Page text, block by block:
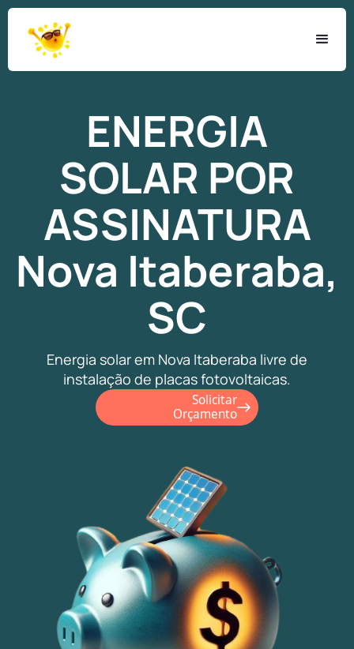
ENERGIA
SOLAR POR
ASSINATURA
Nova Itaberaba,
SC
Energia solar em Nova Itaberaba livre de
instalação de placas fotovoltaicas.
Solicitar
Orçamento